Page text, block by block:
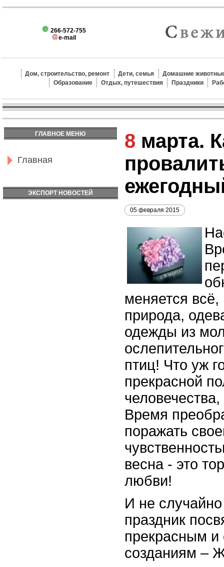
266-572-755
e-mail
Дом, строительство, ремонт Дети, семья
Домашние
Образование
Отдых, путешествия Праздники
ГЛАВНОЕ МЕНЮ
Главная
ЭКСПОРТ НОВОСТЕЙ
8 марта. Как не
05 февраля 2015
меняется
природа,
одежды из
птиц! Что уж
прекрасной
Время
поражать
весна - это
любви!
И не
праздник
прекрасным и
созданиям